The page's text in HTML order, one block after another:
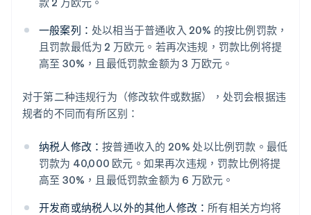
一般案列： 处以相当于普通收入 20% 的按比例罚款，
且罚款最低为 2 万欧元。若再次违规，罚款比例将提
高至 30%，且最低罚款金额为 3 万欧元。
对于第二种违规行为（修改软件或数据），处罚会根据违
规者的不同而有所区别：
纳税人修改：按普通收入的 20% 处以比例罚款。最低
罚款为 40,000 欧元。如果再次违规，罚款比例将提
高至 30%，且最低罚款金额为 6 万欧元。
开发商或纳税人以外的其他人修改： 所有相关方均将